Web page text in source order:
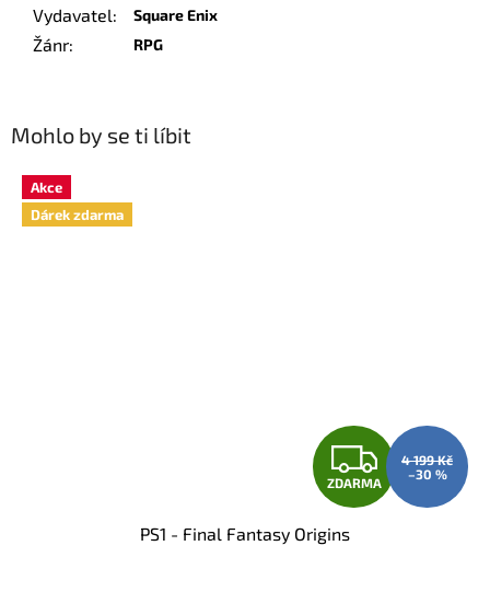
Mohlo by se ti líbit
Akce
Dárek zdarma
Z
D
ZDARMA
4 199 Kč
–30 %
PS1 - Final Fantasy Origins
Vydavatel: Square Enix
Žánr: RPG